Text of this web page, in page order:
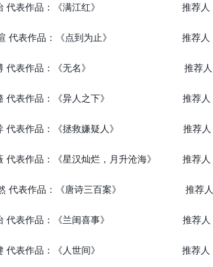
怡 代表作品：《满江红》 推荐人：
代表作品：《点到为止》 推荐人：
博 代表作品：《无名》 推荐人
代表作品：《异人之下》 推荐人：
代表作品：《拯救嫌疑人》 推荐人
代表作品：《星汉灿烂，月升沧海》 推荐人
代表作品：《唐诗三百案》 推荐人
代表作品：《兰闺喜事》 推荐人：
代表作品：《人世间》 推荐人：